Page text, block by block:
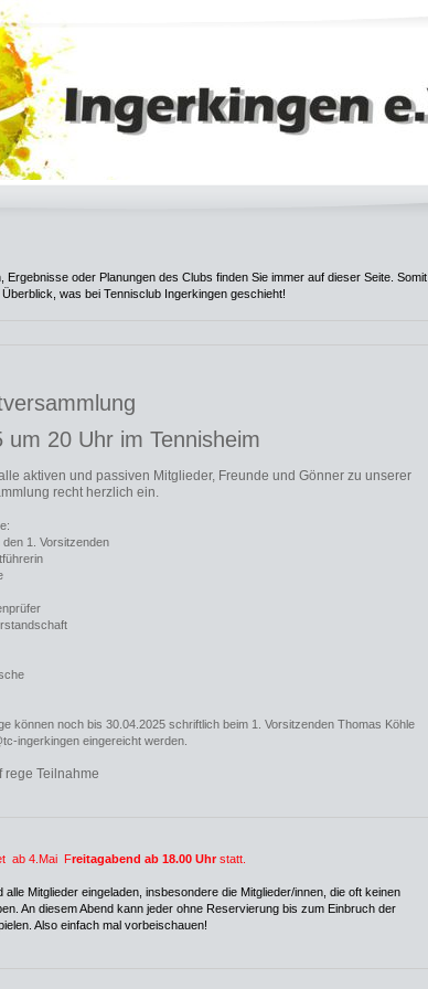
Ergebnisse oder Planungen des Clubs finden Sie immer auf dieser Seite. Somit
was bei Tennisclub Ingerkingen geschieht!
um 20 Uhr im Tennisheim
aktiven und passiven Mitglieder, Freunde und Gönner zu unserer
recht herzlich ein.
1. Vorsitzenden
können noch bis 30.04.2025 schriftlich beim 1. Vorsitzenden Thomas Köhle
ingerkingen eingereicht werden.
rege Teilnahme
ab 4.Mai Freitagabend ab 18.00 Uhr statt.
alle Mitglieder eingeladen, insbesondere die Mitglieder/innen, die oft keinen
An diesem Abend kann jeder ohne Reservierung bis zum Einbruch der
Also einfach mal vorbeischauen!